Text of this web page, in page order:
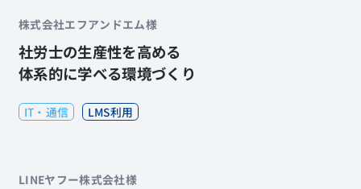
株式会社エフアンドエム様
社労士の生産性を高める
体系的に学べる環境づくり
IT・通信 LMS利用
LINEヤフー株式会社様